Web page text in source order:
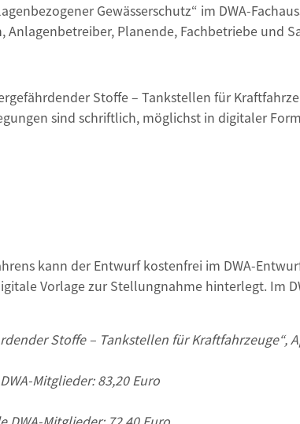
Gewässerschutz“ im DWA-
Planende, Fachbetriebe und
Stoffe – Tankstellen für
sind schriftlich, möglichst in digitaler
kann der Entwurf kostenfrei im DWA-
Vorlage zur Stellungnahme hinterlegt. Im
Stoffe – Tankstellen für Kraftfahrzeuge“,
Mitglieder: 83,20 Euro